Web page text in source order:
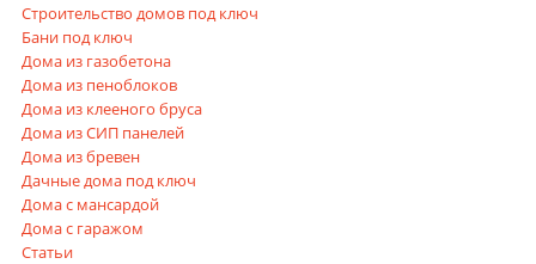
Строительство домов под ключ
Бани под ключ
Дома из газобетона
Дома из пеноблоков
Дома из клееного бруса
Дома из СИП панелей
Дома из бревен
Дачные дома под ключ
Дома с мансардой
Дома с гаражом
Статьи